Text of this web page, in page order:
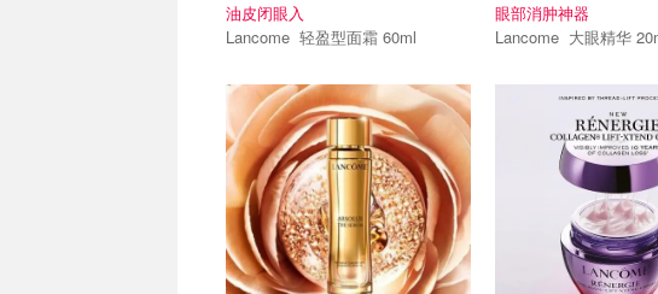
油皮闭眼入
Lancome 轻盈型面霜 60ml
眼部消肿神器
Lancome 大眼精华
新人9折